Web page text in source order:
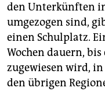
den Unterkünften
umgezogen sind,
einen Schulplatz.
Wochen dauern,
zugewiesen wird, in
den übrigen